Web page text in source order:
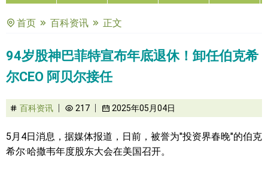
首页 百科资讯 正文
94岁股神巴菲特宣布年底退休！卸任伯克希
尔CEO 阿贝尔接任
百科资讯 217 2025年05月04日
5月4日消息，据媒体报道，日前，被誉为"投资界春晚"的伯克
希尔·哈撒韦年度股东大会在美国召开。